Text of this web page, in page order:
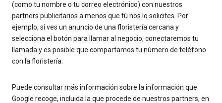
(como tu nombre o tu correo electrónico) con nuestros
partners publicitarios a menos que tú nos lo solicites. Por
ejemplo, si ves un anuncio de una floristería cercana y
selecciona el botón para llamar al negocio, conectaremos tu
llamada y es posible que compartamos tu número de teléfono
con la floristería.
Puede consultar más información sobre la información que
Google recoge, incluida la que procede de nuestros partners, en